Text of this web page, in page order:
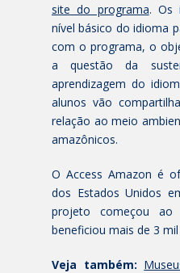
site do programa. Os
nível básico do idioma
com o programa, o
a questão da
aprendizagem do
alunos vão
relação ao meio
amazônicos.
O Access Amazon é
dos Estados Unidos
projeto começou
beneficiou mais de 3
Veja também: